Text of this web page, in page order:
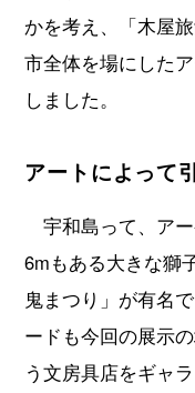
かを考え、「木屋
市全体を場にした
しました。
アートによって
宇和島って、ア
6mもある大きな獅
鬼まつり」が有名
ードも今回の展示
う文房具店をギャ